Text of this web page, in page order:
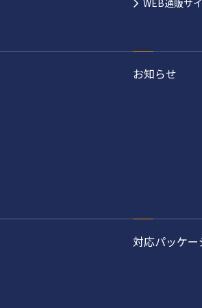
WEB通販サ
お知らせ
対応パッケー